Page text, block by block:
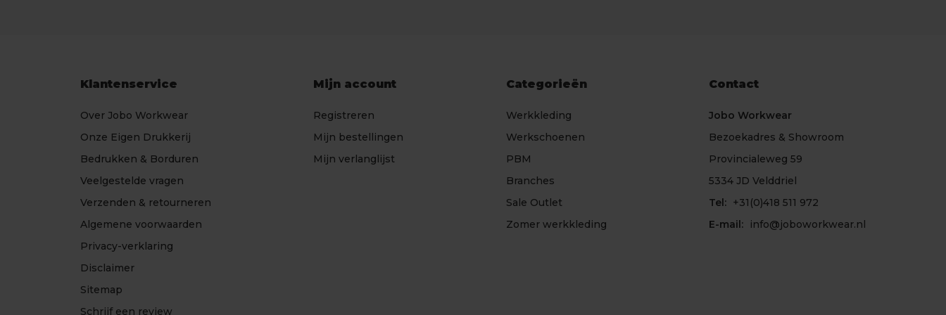
Klantenservice
Over Jobo Workwear
Onze Eigen Drukkerij
Bedrukken & Borduren
Veelgestelde vragen
Verzenden & retourneren
Algemene voorwaarden
Privacy-verklaring
Disclaimer
Sitemap
Schrijf een review
Mijn account
Registreren
Mijn bestellingen
Mijn verlanglijst
Categorieën
Werkkleding
Werkschoenen
PBM
Branches
Sale Outlet
Zomer werkkleding
Contact
Jobo Workwear
Bezoekadres & Showroom
Provincialeweg 59
5334 JD Velddriel
Tel: +31(0)418 511 972
E-mail:
info@joboworkwear.nl